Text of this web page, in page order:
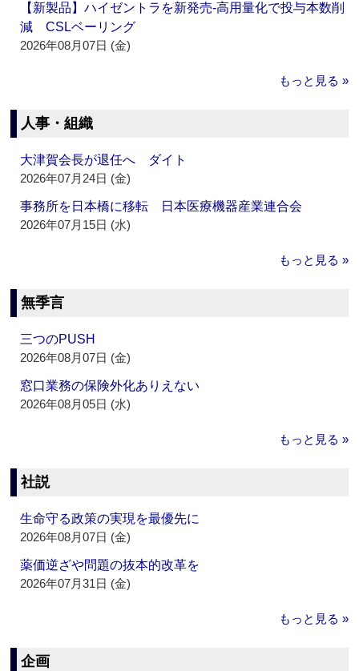
【新製品】ハイゼントラを新発売‐高用量化で投与本数削
減 CSLベーリング
2026年08月07日 (金)
もっと見る »
人事・組織
大津賀会長が退任へ ダイト
2026年07月24日 (金)
事務所を日本橋に移転 日本医療機器産業連合会
2026年07月15日 (水)
もっと見る »
無季言
三つのPUSH
2026年08月07日 (金)
窓口業務の保険外化ありえない
2026年08月05日 (水)
もっと見る »
社説
生命守る政策の実現を最優先に
2026年08月07日 (金)
薬価逆ざや問題の抜本的改革を
2026年07月31日 (金)
もっと見る »
企画